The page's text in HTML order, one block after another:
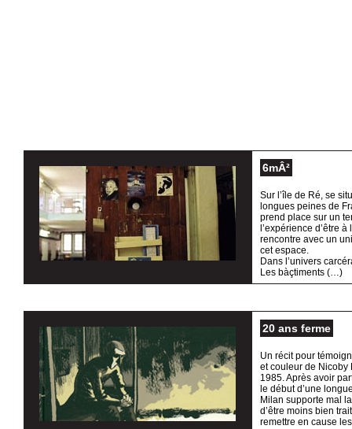
6mÂ²
Sur l’île de Ré, se
longues peines de
prend place sur un
l’expérience d’être
rencontre avec un
cet espace.
Dans l’univers
Les bàçtiments (…)
20 ans ferme
Un récit pour
et couleur de Nicoby
1985. Après avoir
le début d’une
Milan supporte mal
d’être moins bien
remettre en cause